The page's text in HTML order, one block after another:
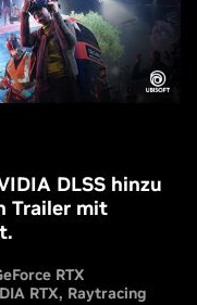
DLSS hinzu
Trailer mit
RTX
RTX Raytracing